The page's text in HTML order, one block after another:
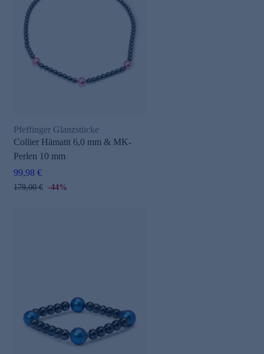
Pfeffinger Glanzstücke
Collier Hämatit 6,0 mm & MK-
Perlen 10 mm
99,98 €
179,00 € -44%